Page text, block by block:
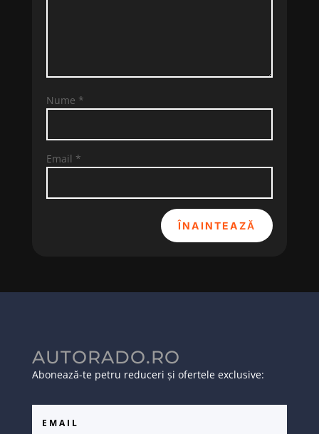
Nume *
Email *
ÎNAINTEAZĂ
AUTORADO.RO
Abonează-te petru reduceri și ofertele exclusive: